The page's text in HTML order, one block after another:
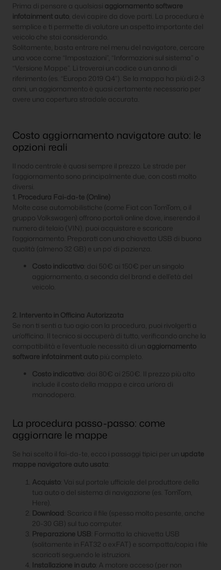
Prima di pensare a qualsiasi aggiornamento software
infotainment auto, devi capire da dove parti. La procedura è
semplice e ti permette di valutare un aspetto importante del
veicolo che stai considerando.
Solitamente, basta entrare nel menu del navigatore, cercare
una voce come “Impostazioni”, “Informazioni sul sistema” o
“Versione Mappe”. Lì troverai un codice o un anno di
riferimento (es. “Europa 2019 Q4”). Se la mappa ha più di 2-3
anni, un aggiornamento è quasi certamente necessario per
avere una copertura stradale accurata.
Costo aggiornamento navigatore auto: le
opzioni reali
Il nodo centrale è quasi sempre il prezzo. Le strade per
l’aggiornamento sono principalmente due, con costi molto
diversi.
1. Procedura Fai-da-te (Online)
Molte case automobilistiche (come Fiat con TomTom, o il
gruppo Volkswagen) offrono portali online dove, inserendo il
numero di telaio (VIN), puoi acquistare e scaricare
l’aggiornamento. Preparati con una chiavetta USB di buona
qualità (almeno 32 GB) e un po’ di pazienza.
Costo indicativo: dai 50€ ai 150€ per un singolo
aggiornamento, a seconda del brand e dell’età del
veicolo.
2. Intervento in Officina Autorizzata
Se non ti senti a tuo agio con la procedura, puoi rivolgerti a
un’officina. Il tecnico si occuperà di tutto, verificando anche la
compatibilità e l’eventuale necessità di un aggiornamento
software infotainment auto più completo.
Costo indicativo: dai 80€ ai 250€. Il prezzo più alto
include il costo della mappa e circa un’ora di
manodopera.
La procedura passo-passo: come
aggiornare le mappe
Se hai scelto il fai-da-te, ecco i passaggi tipici per un update
mappe navigatore auto usata:
Acquisto: Vai sul portale ufficiale del produttore della
tua auto o del sistema di navigazione (es. TomTom,
Here).
Download: Scarica il file (spesso molto pesante, anche
20-30 GB) sul tuo computer.
Preparazione USB: Formatta la chiavetta USB
(solitamente in FAT32 o exFAT) e scompatta/copia i file
scaricati seguendo le istruzioni.
Installazione in auto: A motore acceso (per non